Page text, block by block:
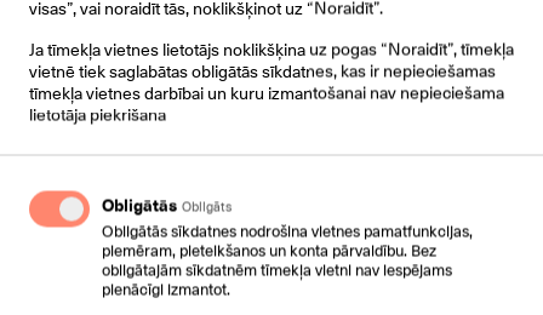
SMS Channel
Mail Channel
SMS Channel
Mail Channel
SMS Channel
Mail Channel
visas”, vai noraidīt tās, noklikšķinot uz “Noraidīt”.
Ja tīmekļa vietnes lietotājs noklikšķina uz pogas “Noraidīt”, tīmekļa
vietnē tiek saglabātas obligātās sīkdatnes, kas ir nepieciešamas
tīmekļa vietnes darbībai un kuru izmantošanai nav nepieciešama
lietotāja piekrišana
Obligātās Obligāts
Obligātās sīkdatnes nodrošina vietnes pamatfunkcijas,
piemēram, pieteikšanos un konta pārvaldību. Bez
obligātajām sīkdatnēm tīmekļa vietni nav iespējams
pienācīgi izmantot.